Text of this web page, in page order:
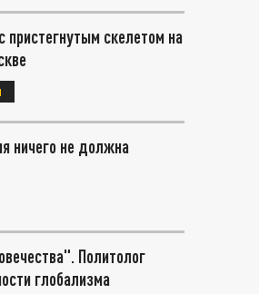
скелетом на
ничего не должна
Политолог
глобализма